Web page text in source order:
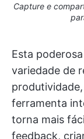
Capture e
Esta
variedade de
ferramenta
torna mais
feedback,